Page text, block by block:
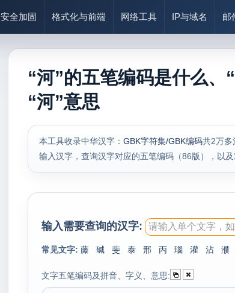
安全加固 格式化与前端 网络工具 IP与域名 邮
“河”的五笔编码是什么、
“河”意思
本工具收录中华汉字： GBK字符集/GBK编码共2万多
输入汉字，查询汉字对应的五笔编码（86版），以
输入需要查询的汉字:
常见文字: 藤 碱 斐 泰 邢 丙 瑙 灌 沾 濮
文字五笔编码及拼音、字义、意思: